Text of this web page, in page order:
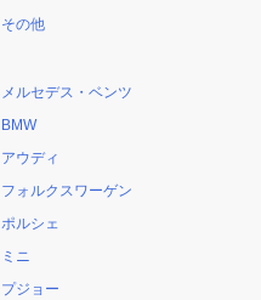
その他
メルセデス・ベンツ
BMW
アウディ
フォルクスワーゲン
ポルシェ
ミニ
プジョー